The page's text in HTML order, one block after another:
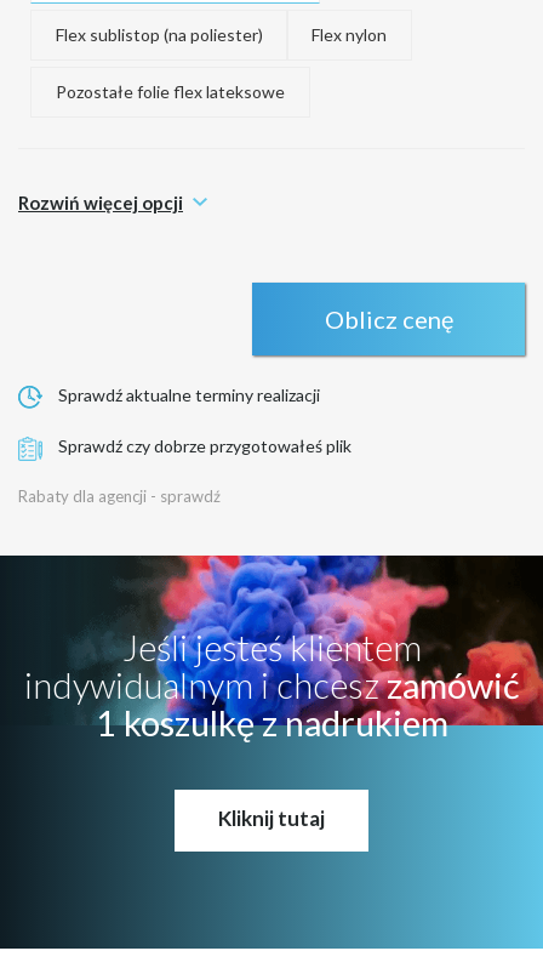
Flex sublistop (na poliester) Flex nylon
Pozostałe folie flex lateksowe
Rozwiń więcej opcji
Oblicz cenę
Sprawdź aktualne terminy realizacji
Sprawdź czy dobrze przygotowałeś plik
Rabaty dla agencji - sprawdź
Jeśli jesteś klientem
indywidualnym i chceszzamówić
1 koszulkę z nadrukiem
Kliknij tutaj